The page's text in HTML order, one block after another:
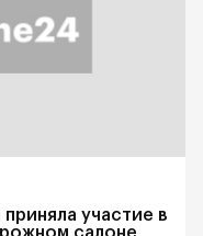
участие в
салоне